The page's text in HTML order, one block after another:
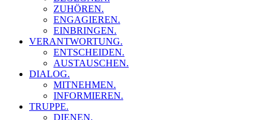
ZUHÖREN.
ENGAGIEREN.
EINBRINGEN.
VERANTWORTUNG.
ENTSCHEIDEN.
AUSTAUSCHEN.
DIALOG.
MITNEHMEN.
INFORMIEREN.
TRUPPE.
DIENEN.